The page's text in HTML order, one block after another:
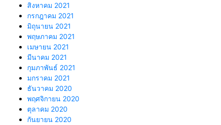
สิงหาคม 2021
กรกฎาคม 2021
มิถุนายน 2021
พฤษภาคม 2021
เมษายน 2021
มีนาคม 2021
กุมภาพันธ์ 2021
มกราคม 2021
ธันวาคม 2020
พฤศจิกายน 2020
ตุลาคม 2020
กันยายน 2020